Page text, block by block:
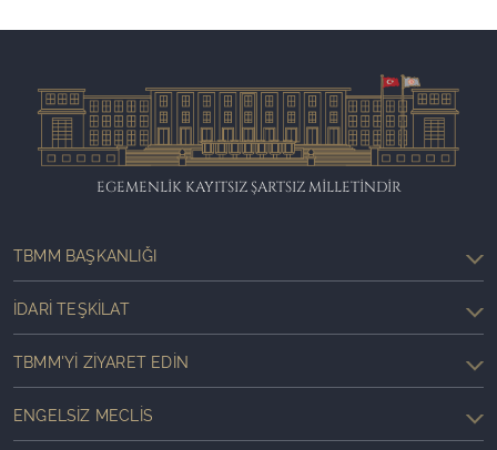
EGEMENLİK KAYITSIZ ŞARTSIZ MİLLETİNDİR
TBMM BAŞKANLIĞI
İDARI TEŞKILAT
TBMM'YI ZIYARET EDIN
ENGELSIZ MECLIS